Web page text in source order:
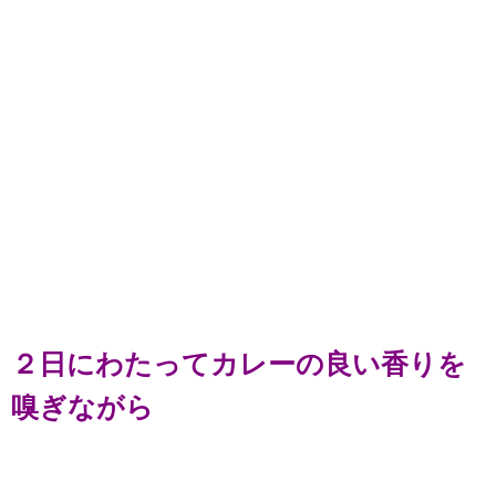
２日にわたってカレーの良い香りを
嗅ぎながら